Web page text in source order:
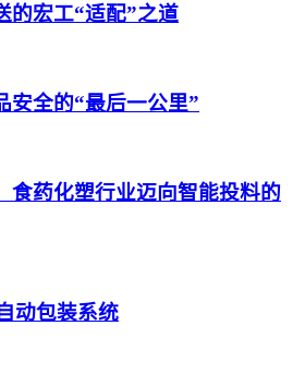
的宏工“适配”之道
安全的“最后一公里”
食药化塑行业迈向智能投料的
动包装系统